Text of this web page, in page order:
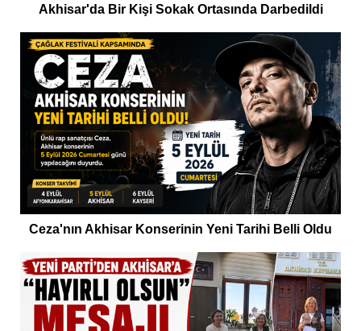
Akhisar'da Bir Kişi Sokak Ortasında Darbedildi
Ceza'nın Akhisar Konserinin Yeni Tarihi Belli Oldu